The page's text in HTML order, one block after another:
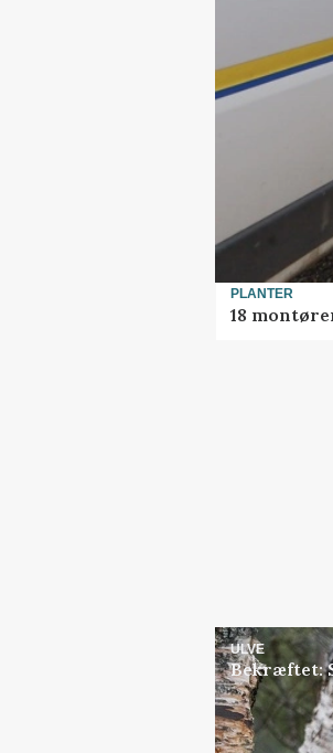
PLANTER
18
ULVE
Bekræftet: